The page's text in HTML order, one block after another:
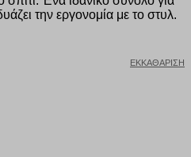
την εργονομία με το στυλ.
ΕΚΚΑΘΆΡΙΣΗ
dreams “SET STREETS” χακι